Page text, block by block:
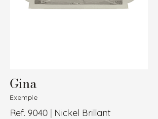
Gina
Exemple
Ref. 9040 | Nickel Brillant